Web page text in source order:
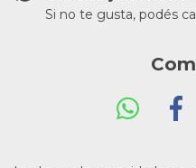
Si no te gusta, podés